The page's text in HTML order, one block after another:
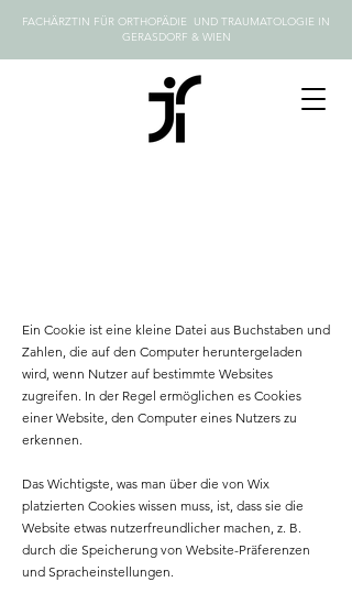
FACHÄRZTIN FÜR ORTHOPÄDIE UND TRAUMATOLOGIE IN
GERASDORF & WIEN
Ein Cookie ist eine kleine Datei aus Buchstaben und
Zahlen, die auf den Computer heruntergeladen
wird, wenn Nutzer auf bestimmte Websites
zugreifen. In der Regel ermöglichen es Cookies
einer Website, den Computer eines Nutzers zu
erkennen.
Das Wichtigste, was man über die von Wix
platzierten Cookies wissen muss, ist, dass sie die
Website etwas nutzerfreundlicher machen, z. B.
durch die Speicherung von Website-Präferenzen
und Spracheinstellungen.